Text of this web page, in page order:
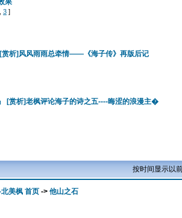
果
3 ]
赏析]风风雨雨总牵情——《海子传》再版后记
[赏析]老枫评论海子的诗之五----晦涩的浪漫主�
按时间显示以
美枫 首页 -> 他山之石